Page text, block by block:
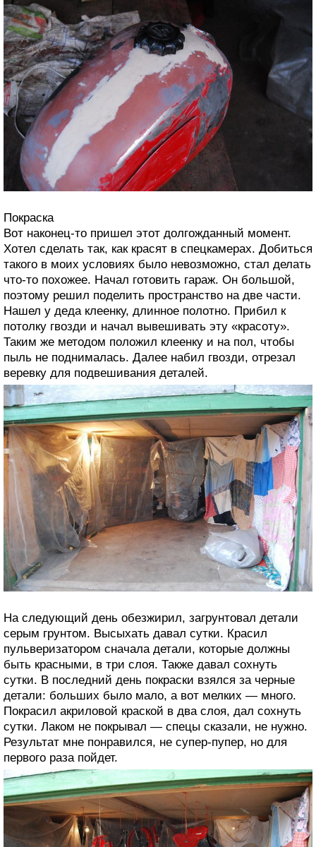
Покраска
Вот наконец-то пришел этот долгожданный момент.
Хотел сделать так, как красят в спецкамерах. Добиться
такого в моих условиях было невозможно, стал делать
что-то похожее. Начал готовить гараж. Он большой,
поэтому решил поделить пространство на две части.
Нашел у деда клеенку, длинное полотно. Прибил к
потолку гвозди и начал вывешивать эту «красоту».
Таким же методом положил клеенку и на пол, чтобы
пыль не поднималась. Далее набил гвозди, отрезал
веревку для подвешивания деталей.
На следующий день обезжирил, загрунтовал детали
серым грунтом. Высыхать давал сутки. Красил
пульверизатором сначала детали, которые должны
быть красными, в три слоя. Также давал сохнуть
сутки. В последний день покраски взялся за черные
детали: больших было мало, а вот мелких — много.
Покрасил акриловой краской в два слоя, дал сохнуть
сутки. Лаком не покрывал — спецы сказали, не нужно.
Результат мне понравился, не супер-пупер, но для
первого раза пойдет.